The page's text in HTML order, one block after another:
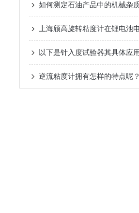
逆流粘度计拥有怎样的特点呢？